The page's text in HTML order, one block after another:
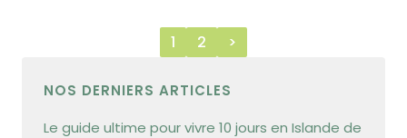
1 2 >
NOS DERNIERS ARTICLES
Le guide ultime pour vivre 10 jours en Islande de